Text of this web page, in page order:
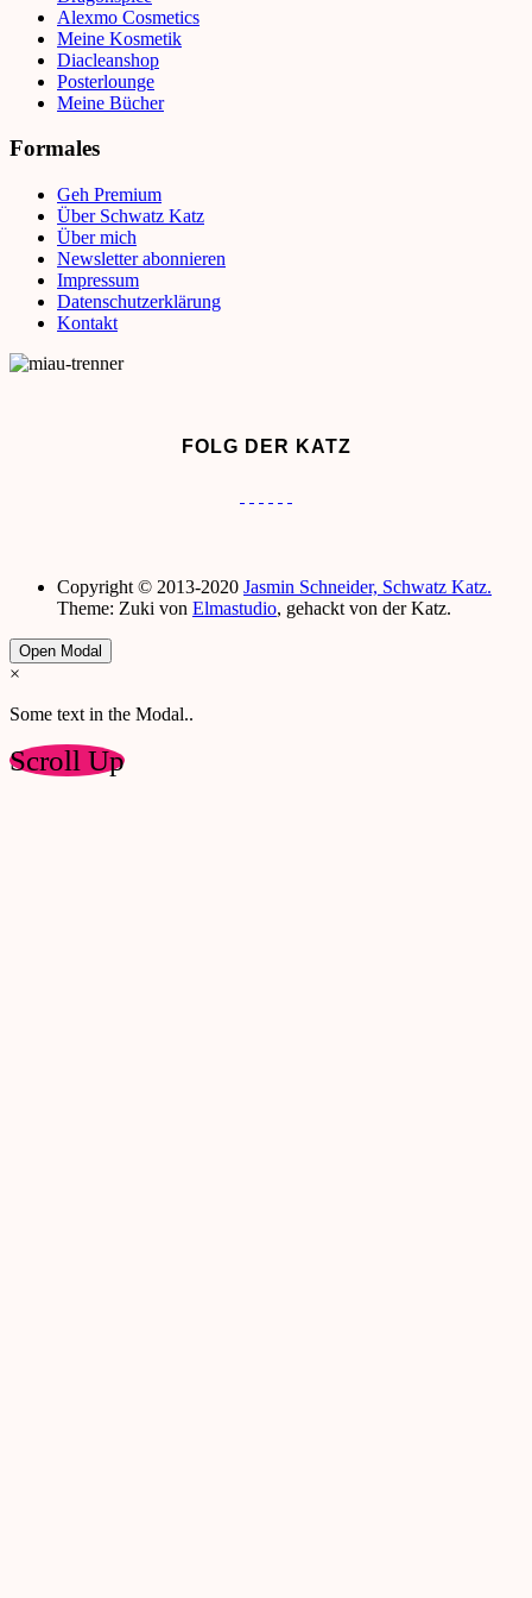
Alexmo Cosmetics
Meine Kosmetik
Diacleanshop
Posterlounge
Meine Bücher
Formales
Geh Premium
Über Schwatz Katz
Über mich
Newsletter abonnieren
Impressum
Datenschutzerklärung
Kontakt
FOLG DER KATZ
Copyright © 2013-2020 Jasmin Schneider, Schwatz Katz.
Theme: Zuki von Elmastudio, gehackt von der Katz.
Open Modal
×
Some text in the Modal..
Scroll Up